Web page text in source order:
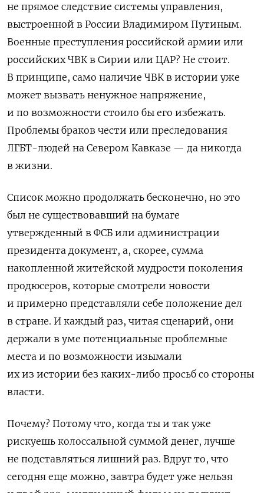
не прямое следствие системы управления,
выстроенной в России Владимиром Путиным.
Военные преступления российской армии или
российских ЧВК в Сирии или ЦАР? Не стоит.
В принципе, само наличие ЧВК в истории уже
может вызвать ненужное напряжение,
и по возможности стоило бы его избежать.
Проблемы браков чести или преследования
ЛГБТ-людей на Севером Кавказе — да никогда
в жизни.
Список можно продолжать бесконечно, но это
был не существовавший на бумаге
утвержденный в ФСБ или администрации
президента документ, а, скорее, сумма
накопленной житейской мудрости поколения
продюсеров, которые смотрели новости
и примерно представляли себе положение дел
в стране. И каждый раз, читая сценарий, они
держали в уме потенциальные проблемные
места и по возможности изымали
их из истории без каких-либо просьб со стороны
власти.
Почему? Потому что, когда ты и так уже
рискуешь колоссальной суммой денег, лучше
не подставляться лишний раз. Вдруг то, что
сегодня еще можно, завтра будет уже нельзя